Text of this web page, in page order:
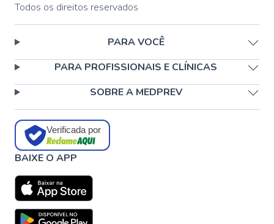
Todos os direitos reservados
PARA VOCÊ
PARA PROFISSIONAIS E CLÍNICAS
SOBRE A MEDPREV
Verificada por
BAIXE O APP